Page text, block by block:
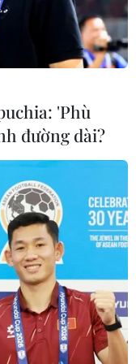
ký sinh trên dơi
thấy tế bào virus Ebola
dơi "móng dài"’ sống rải
'Phù
đường dài?